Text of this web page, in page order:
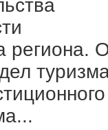
региона.